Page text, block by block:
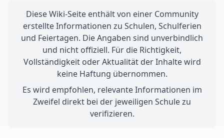
Diese Wiki-Seite enthält von einer Community
erstellte Informationen zu Schulen, Schulferien
und Feiertagen. Die Angaben sind unverbindlich
und nicht offiziell. Für die Richtigkeit,
Vollständigkeit oder Aktualität der Inhalte wird
keine Haftung übernommen.
Es wird empfohlen, relevante Informationen im
Zweifel direkt bei der jeweiligen Schule zu
verifizieren.